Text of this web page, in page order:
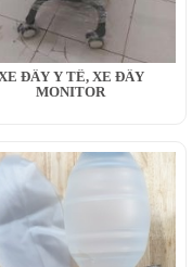
ĐẨY Y TẾ, XE ĐẨY
MONITOR